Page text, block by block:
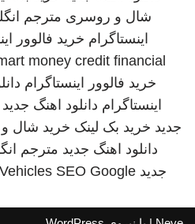
شال و روسری مترجم
اینستاگرام خرید فالوور
money credit financial
خرید فالوور اینستاگرام
اینستاگرام دانلود اهنگ جدید
جدید خرید بک لینک خرید شال
دانلود اهنگ جدید مترجم
جدید SEO Google